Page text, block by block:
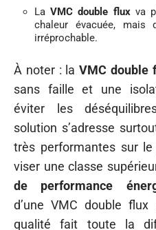
LaVMC double fluxva
chaleur évacuée, mais
irréprochable.
À noter : laVMC double
sans faille et une
éviter les
solution s’adresse
très performantes sur
viser une classe
de performance
d’une VMC double
qualité fait toute la